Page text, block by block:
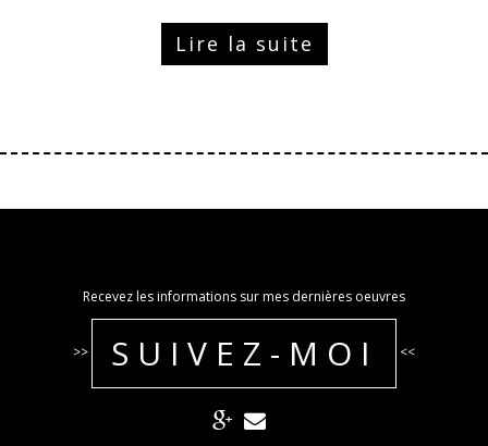
Lire la suite
Recevez les informations sur mes dernières oeuvres
>> SUIVEZ-MOI <<